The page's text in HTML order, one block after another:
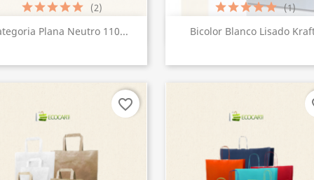
Plana Neutro 110...
(2)
Vista rápida Bicolor Blanco Lisado
(1)
Vista rápida
favorite_border